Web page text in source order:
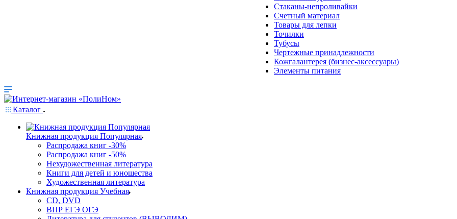
Стаканы-непроливайки
Счетный материал
Товары для лепки
Точилки
Тубусы
Чертежные принадлежности
Кожгалантерея (бизнес-аксессуары)
Элементы питания
Каталог
Книжная продукция Популярная
Распродажа книг -30%
Распродажа книг -50%
Нехудожественная литература
Книги для детей и юношества
Художественная литература
Книжная продукция Учебная
CD, DVD
ВПР ЕГЭ ОГЭ